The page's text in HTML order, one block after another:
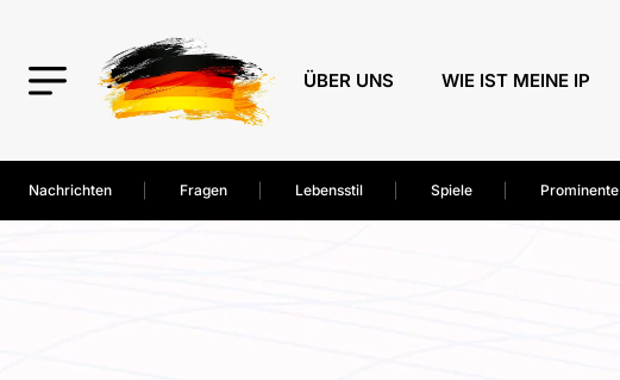
ÜBER UNS WIE IST MEINE IP
Nachrichten Fragen Lebensstil Spiele Prominente